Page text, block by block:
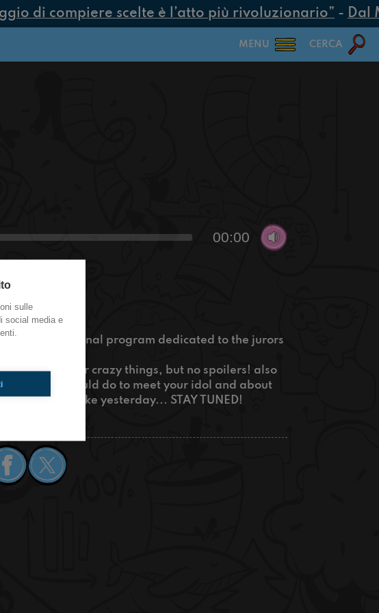
di compiere scelte è l’atto più rivoluzionario”- Dal
MENU CERCA
00:00
our international program dedicated to the jurors
and other crazy things, but no spoilers! also
things you would do to meet your idol and about
rain again like yesterday... STAY TUNED!
sulle
social media e